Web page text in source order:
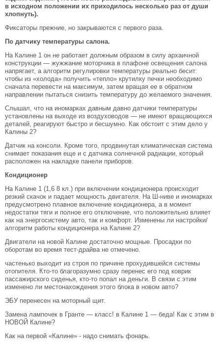
в исходном положении их приходилось несколько раз от души
хлопнуть).
Фиксаторы прежние, но закрываются с первого раза.
По датчику температуры салона.
На Калине 1 он не работает должным образом в силу архаичной
конструкции — жужжание моторчика в плафоне освещения салона
напрягает, а алгоритм регулировки температуры реально бесит:
чтобы из «холода» получить «тепло» крутилку печки необходимо
сначала перевести на максимум, затем вращая ее в обратном
направлении пытаться снизить температуру до желаемого значения.
Слышал, что на иномарках давным давно датчики температуры
установлены на выходе из воздуховодов — не имеют вращающихся
деталей, реагируют быстро и бесшумно. Как обстоит с этим дело у
Калины 2?
Датчик на консоли. Кроме того, продвинутая климатическая система
снимает показания еще и с датчика солнечной радиации, который
расположен на накладке панели приборов.
Кондиционер
На Калине 1 (1,6 8 кл.) при включении кондиционера происходит
резкий скачок и падает мощность двигателя. На Ш-ниве и иномарках
предусмотрено плавное включение кондиционера, а в момент
недостатки тяги и полное его отключение, что положительно влияет
как на энергосистему авто, так и комфорт. Изменены ли настройки/
алгоритм работы кондиционера на Калине 2?
Двигатели на новой Калине достаточно мощные. Просадки по
оборотам во время тест-драйва не отмечено.
частенько выходит из строя по причине прохудившейся системы
отопителя. Кто-то благоразумно сразу перенес его под коврик
пассажирского сиденья, кто-то попал на деньги. В связи с этим
изменено ли местонахождения этого блока в новом авто?
ЭБУ перенесен на моторный щит.
Замена лампочек в Гранте — класс! в Калине 1 — беда! Как с этим в
НОВОЙ Калине?
Как на первой «Калине» - надо снимать фонарь.